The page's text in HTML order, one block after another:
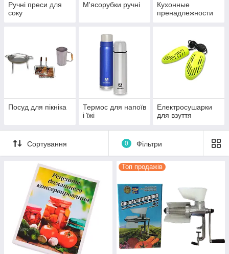
Ручні преси для
соку
М'ясорубки ручні
Кухонные
пренадлежности
Посуд для пікніка
Термос для напоїв
і їжі
Електросушарки
для взуття
Сортування 0 Фільтри
Топ продажів